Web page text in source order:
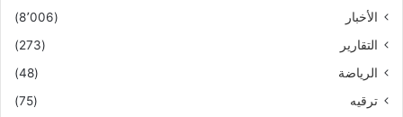
الأخبار
(8٬006)
التقارير
(273)
الرياضة
(48)
ترقيه
(75)